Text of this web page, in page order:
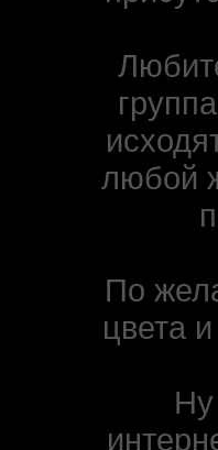
любой
По
цвета